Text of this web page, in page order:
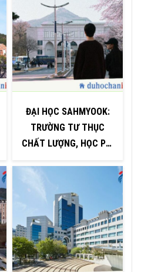
ĐẠI HỌC SAHMYOOK:
TRƯỜNG TƯ THỤC
CHẤT LƯỢNG, HỌC PHÍ